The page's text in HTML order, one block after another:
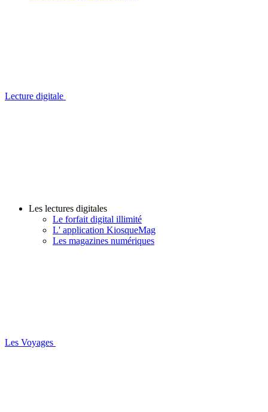
Lecture digitale
Les lectures digitales
Le forfait digital illimité
L' application KiosqueMag
Les magazines numériques
Les Voyages